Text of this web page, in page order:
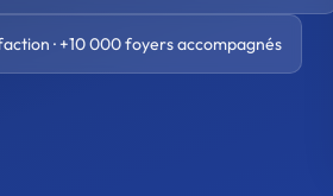
· +10 000 foyers accompagnés